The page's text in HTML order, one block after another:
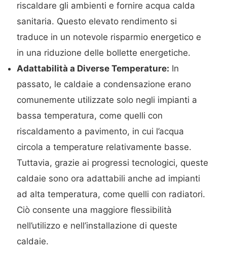
riscaldare gli ambienti e fornire acqua calda
sanitaria. Questo elevato rendimento si
traduce in un notevole risparmio energetico e
in una riduzione delle bollette energetiche.
Adattabilità a Diverse Temperature: In
passato, le caldaie a condensazione erano
comunemente utilizzate solo negli impianti a
bassa temperatura, come quelli con
riscaldamento a pavimento, in cui l’acqua
circola a temperature relativamente basse.
Tuttavia, grazie ai progressi tecnologici, queste
caldaie sono ora adattabili anche ad impianti
ad alta temperatura, come quelli con radiatori.
Ciò consente una maggiore flessibilità
nell’utilizzo e nell’installazione di queste
caldaie.